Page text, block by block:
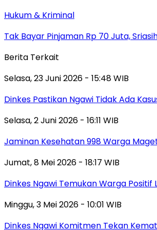
Hukum & Kriminal
Tak Bayar Pinjaman Rp 70 Juta,
Berita Terkait
Selasa, 23 Juni 2026 - 15:48 WIB
Dinkes Pastikan Ngawi Tidak Ada
Selasa, 2 Juni 2026 - 16:11 WIB
Jaminan Kesehatan 998 Warga
Jumat, 8 Mei 2026 - 18:17 WIB
Dinkes Ngawi Temukan Warga Positif
Minggu, 3 Mei 2026 - 10:01 WIB
Dinkes Ngawi Komitmen Tekan